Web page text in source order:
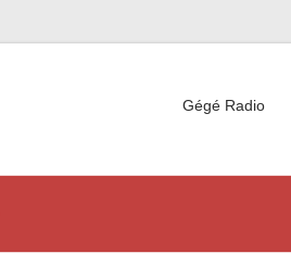
Gégé Radio